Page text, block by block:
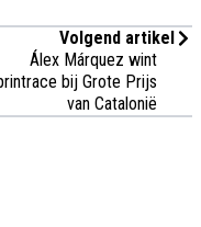
Volgend artikel
Álex Márquez wint
bij Grote Prijs
van Catalonië